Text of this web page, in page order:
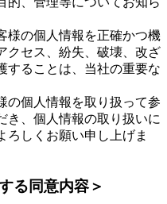
様の個人情報を正確かつ機
クセス、紛失、破壊、改ざ
することは、当社の重要な
の個人情報を取り扱って参
き、個人情報の取り扱いに
ろしくお願い申し上げま
る同意内容＞